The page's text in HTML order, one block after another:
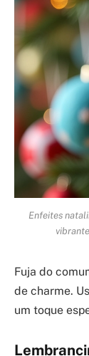
Enfeites
Fuja do
de charme.
um toque